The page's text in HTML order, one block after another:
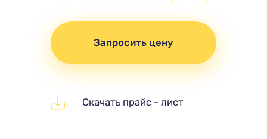
Запросить цену
Скачать прайс - лист